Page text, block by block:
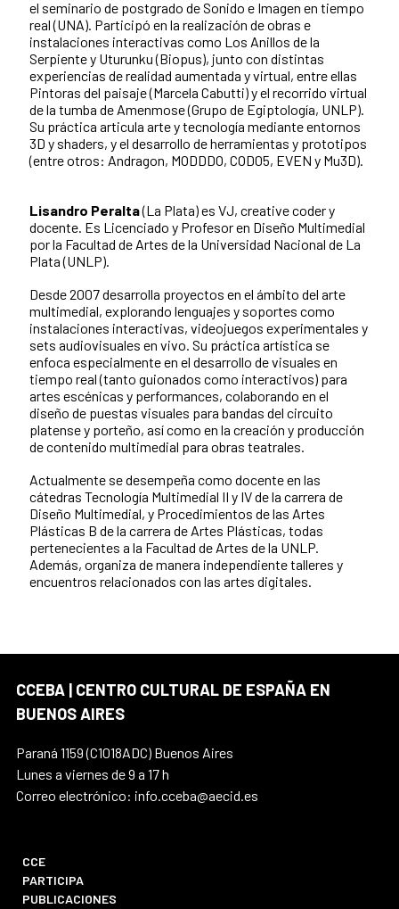
el seminario de postgrado de Sonido e Imagen en tiempo
real (UNA). Participó en la realización de obras e
instalaciones interactivas como Los Anillos de la
Serpiente y Uturunku (Biopus), junto con distintas
experiencias de realidad aumentada y virtual, entre ellas
Pintoras del paisaje (Marcela Cabutti) y el recorrido virtual
de la tumba de Amenmose (Grupo de Egiptología, UNLP).
Su práctica articula arte y tecnología mediante entornos
3D y shaders, y el desarrollo de herramientas y prototipos
(entre otros: Andragon, MODDDO, COD05, EVEN y Mu3D).
Lisandro Peralta(La Plata) es VJ, creative coder y
docente. Es Licenciado y Profesor en Diseño Multimedial
por la Facultad de Artes de la Universidad Nacional de La
Plata (UNLP).
Desde 2007 desarrolla proyectos en el ámbito del arte
multimedial, explorando lenguajes y soportes como
instalaciones interactivas, videojuegos experimentales y
sets audiovisuales en vivo. Su práctica artística se
enfoca especialmente en el desarrollo de visuales en
tiempo real (tanto guionados como interactivos) para
artes escénicas y performances, colaborando en el
diseño de puestas visuales para bandas del circuito
platense y porteño, así como en la creación y producción
de contenido multimedial para obras teatrales.
Actualmente se desempeña como docente en las
cátedras Tecnología Multimedial II y IV de la carrera de
Diseño Multimedial, y Procedimientos de las Artes
Plásticas B de la carrera de Artes Plásticas, todas
pertenecientes a la Facultad de Artes de la UNLP.
Además, organiza de manera independiente talleres y
encuentros relacionados con las artes digitales.
CCEBA | CENTRO CULTURAL DE ESPAÑA EN
BUENOS AIRES
Paraná 1159 (C1018ADC) Buenos Aires
Lunes a viernes de 9 a 17 h
Correo electrónico: info.cceba@aecid.es
CCE
PARTICIPA
PUBLICACIONES